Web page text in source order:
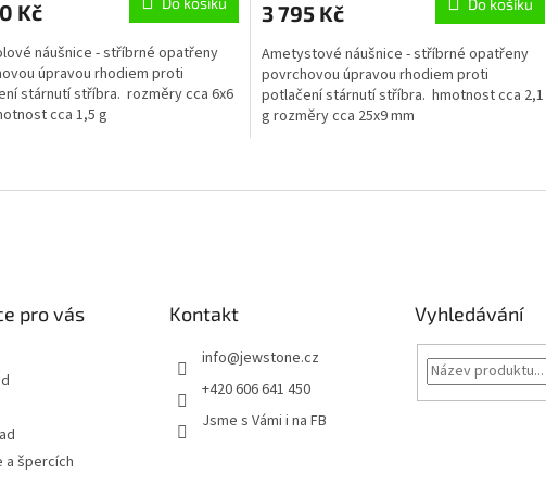
A
Kč
náušnice - stříbrné opatřeny
úpravou rhodiem proti
stárnutí stříbra. rozměry cca 6x6
cca 1,5 g
A
3 795 Kč Do košíku
Ametystové náušnice - stříbrné opatřeny
povrchovou úpravou rhodiem proti
potlačení stárnutí stříbra. hmotnost cca 2,1
g rozměry cca 25x9 mm
v
pro vás
a špercích
Kontakt
info@jewstone.cz
+420 606 641 450
Jsme s Vámi i na FB
Vyhledávání